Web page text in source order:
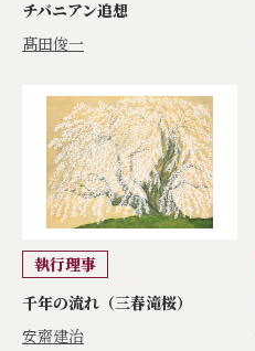
チバニアン追想
髙田俊一
執行理事
千年の流れ（三春滝桜）
安齋建治